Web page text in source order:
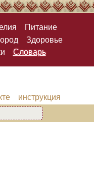
Питание
Здоровье
Словарь
инструкция